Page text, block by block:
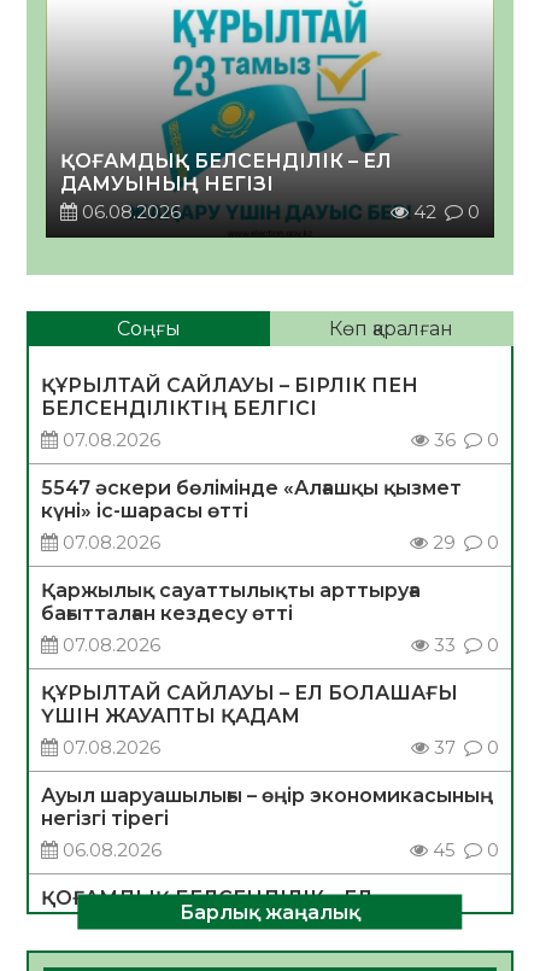
ҚОҒАМДЫҚ БЕЛСЕНДІЛІК – ЕЛ
ДАМУЫНЫҢ НЕГІЗІ
06.08.2026
42 0
Соңғы Көп қаралған
ҚҰРЫЛТАЙ САЙЛАУЫ – БІРЛІК ПЕН
БЕЛСЕНДІЛІКТІҢ БЕЛГІСІ
07.08.2026
36 0
5547 әскери бөлімінде «Алғашқы қызмет
күні» іс-шарасы өтті
07.08.2026
29 0
Қаржылық сауаттылықты арттыруға
бағытталған кездесу өтті
07.08.2026
33 0
ҚҰРЫЛТАЙ САЙЛАУЫ – ЕЛ БОЛАШАҒЫ
ҮШІН ЖАУАПТЫ ҚАДАМ
07.08.2026
37 0
Ауыл шаруашылығы – өңір экономикасының
негізгі тірегі
06.08.2026
45 0
ҚОҒАМДЫҚ БЕЛСЕНДІЛІК – ЕЛ
ДАМУЫНЫҢ НЕГІЗІ
06.08.2026
42 0
Барлық жаңалық